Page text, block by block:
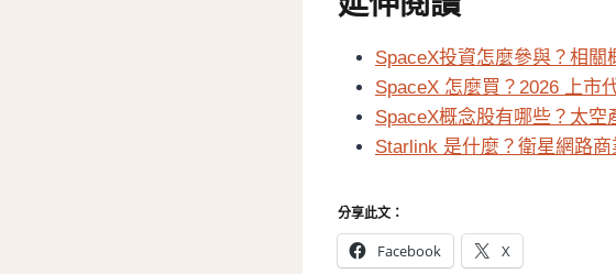
SpaceX投資怎麼參與？相
SpaceX 怎麼買？2026 上市
SpaceX概念股有哪些？太空
Starlink 是什麼？衛星網路
分享此文：
Facebook X